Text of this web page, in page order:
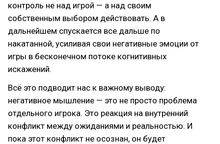
контроль не над игрой — а над своим
собственным выбором действовать. А в
дальнейшем спускается все дальше по
накатанной, усиливая свои негативные эмоции от
игры в бесконечном потоке когнитивных
искажений.
Всё это подводит нас к важному выводу:
негативное мышление — это не просто проблема
отдельного игрока. Это реакция на внутренний
конфликт между ожиданиями и реальностью. И
пока этот конфликт не осознан, он будет